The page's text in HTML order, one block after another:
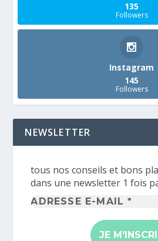
135
Followers
Instagram
145
Followers
NEWSLETTER
tous nos conseils et bons
dans une newsletter 1 fois
mail
*